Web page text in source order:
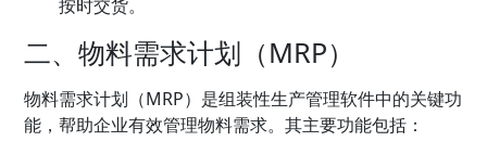
按时交货。
二、物料需求计划（MRP）
物料需求计划（MRP）是组装性生产管理软件中的关键功
能，帮助企业有效管理物料需求。其主要功能包括：